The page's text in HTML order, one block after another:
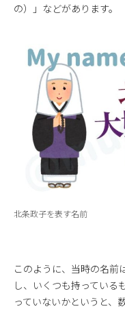
の）」などがあります。
北条政子を表す名前
このように、当時の名前
し、いくつも持っている
っていないかというと、